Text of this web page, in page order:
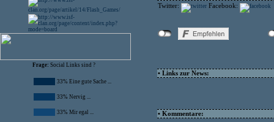
Frage: Social Links sind ?
33% Eine gute Sache ...
33% Nervig ...
33% Mir egal ...
Twitter:
Facebook:
• Links zur News:
• Kommentare: